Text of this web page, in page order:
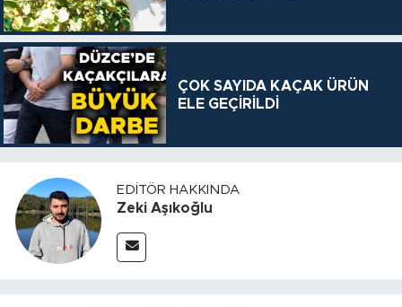
ÇOK SAYIDA KAÇAK ÜRÜN
ELE GEÇİRİLDİ
EDITÖR HAKKINDA
Zeki Aşıkoğlu